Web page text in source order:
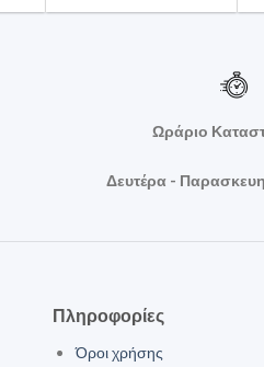
Ωράριο
Δευτέρα -
Πληροφορίες
Όροι χρήσης